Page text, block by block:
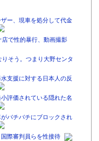
ー、現車を処分して代金
店で性的暴行、動画撮影
そう。つまり大野センタ
支援に対する日本人の反
評価されている隠れた名
バチバチにブロックされ
際審判員らを性接待